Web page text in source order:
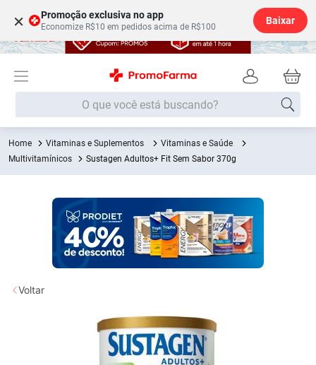
× Promoção exclusiva no app
Economize R$10 em pedidos acima de R$100
Baixar
O que você está buscando?
Vitaminas e Suplementos
Vitaminas e Saúde
Multivitamínicos
Sustagen Adultos+ Fit Sem Sabor 370g
Voltar
Termos mais buscados
1º Fralda
Medley
Lenço Umedecido
Fralda Xg
Fralda G
6
Absorvente
Vitamina D